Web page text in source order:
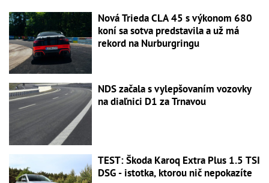
Nová Trieda CLA 45 s výkonom 680
koní sa sotva predstavila a už má
rekord na Nurburgringu
NDS začala s vylepšovaním vozovky
na diaľnici D1 za Trnavou
TEST: Škoda Karoq Extra Plus 1.5 TSI
DSG - istotka, ktorou nič nepokazíte